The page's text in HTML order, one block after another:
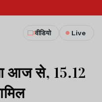
वीडियो Live
आज से, 15.12